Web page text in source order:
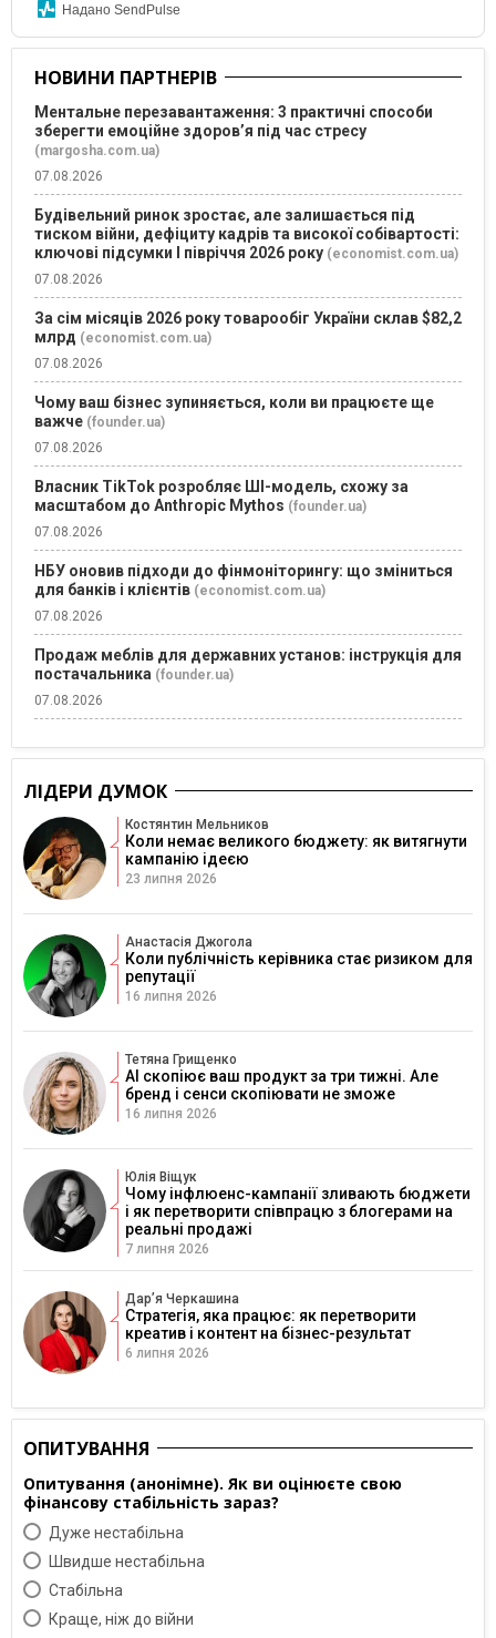
Надано SendPulse
НОВИНИ ПАРТНЕРІВ
Ментальне перезавантаження: 3 практичні способи
зберегти емоційне здоров’я під час стресу
(margosha.com.ua)
07.08.2026
Будівельний ринок зростає, але залишається під
тиском війни, дефіциту кадрів та високої собівартості:
ключові підсумки І півріччя 2026 року (economist.com.ua)
07.08.2026
За сім місяців 2026 року товарообіг України склав $82,2
млрд (economist.com.ua)
07.08.2026
Чому ваш бізнес зупиняється, коли ви працюєте ще
важче (founder.ua)
07.08.2026
Власник TikTok розробляє ШІ-модель, схожу за
масштабом до Anthropic Mythos (founder.ua)
07.08.2026
НБУ оновив підходи до фінмоніторингу: що зміниться
для банків і клієнтів (economist.com.ua)
07.08.2026
Продаж меблів для державних установ: інструкція для
постачальника (founder.ua)
07.08.2026
ЛІДЕРИ ДУМОК
Костянтин Мельников
Коли немає великого бюджету: як витягнути
кампанію ідеєю
23 липня 2026
Анастасія Джогола
Коли публічність керівника стає ризиком для
репутації
16 липня 2026
Тетяна Грищенко
AI скопіює ваш продукт за три тижні. Але
бренд і сенси скопіювати не зможе
16 липня 2026
Юлія Віщук
Чому інфлюенс-кампанії зливають бюджети
і як перетворити співпрацю з блогерами на
реальні продажі
7 липня 2026
Дарʼя Черкашина
Стратегія, яка працює: як перетворити
креатив і контент на бізнес-результат
6 липня 2026
ОПИТУВАННЯ
Опитування (анонімне). Як ви оцінюєте свою
фінансову стабільність зараз?
Дуже нестабільна
Швидше нестабільна
Cтабільна
Краще, ніж до війни